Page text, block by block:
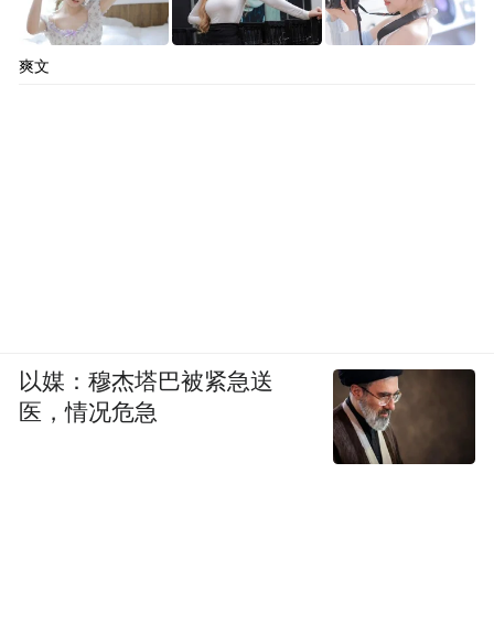
爽文
以媒：穆杰塔巴被紧急送
医，情况危急